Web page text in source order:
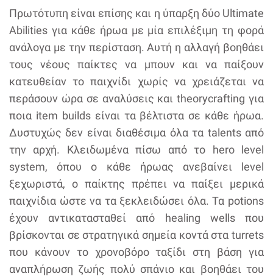
Πρωτότυπη είναι επίσης και η ύπαρξη δύο Ultimate
Abilities για κάθε ήρωα με μία επιλέξιμη τη φορά
ανάλογα με την περίσταση. Αυτή η αλλαγή βοηθάει
τους νέους παίκτες να μπουν και να παίξουν
κατευθείαν το παιχνίδι χωρίς να χρειάζεται να
περάσουν ώρα σε αναλύσεις και theorycrafting για
ποια item builds είναι τα βέλτιστα σε κάθε ήρωα.
Δυστυχώς δεν είναι διαθέσιμα όλα τα talents από
την αρχή. Κλειδωμένα πίσω από το hero level
system, όπου ο κάθε ήρωας ανεβαίνει level
ξεχωριστά, ο παίκτης πρέπει να παίξει μερικά
παιχνίδια ώστε να τα ξεκλειδώσει όλα. Τα potions
έχουν αντικατασταθεί από healing wells που
βρίσκονται σε στρατηγικά σημεία κοντά στα turrets
που κάνουν το χρονοβόρο ταξίδι στη βάση για
αναπλήρωση ζωής πολύ σπάνιο και βοηθάει του